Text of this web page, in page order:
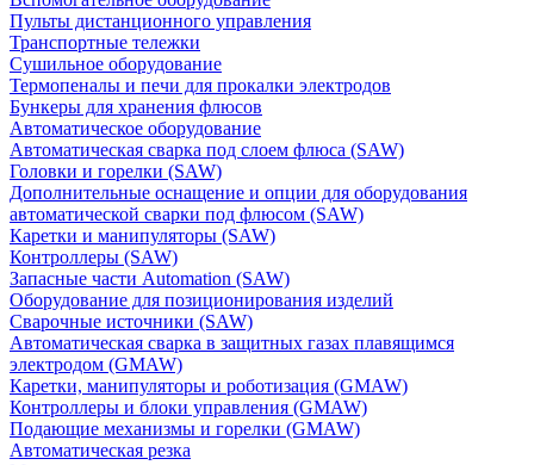
Пульты дистанционного управления
Транспортные тележки
Сушильное оборудование
Термопеналы и печи для прокалки электродов
Бункеры для хранения флюсов
Автоматическое оборудование
Автоматическая сварка под слоем флюса (SAW)
Головки и горелки (SAW)
Дополнительные оснащение и опции для оборудования
автоматической сварки под флюсом (SAW)
Каретки и манипуляторы (SAW)
Контроллеры (SAW)
Запасные части Automation (SAW)
Оборудование для позиционирования изделий
Сварочные источники (SAW)
Автоматическая сварка в защитных газах плавящимся
электродом (GMAW)
Каретки, манипуляторы и роботизация (GMAW)
Контроллеры и блоки управления (GMAW)
Подающие механизмы и горелки (GMAW)
Автоматическая резка